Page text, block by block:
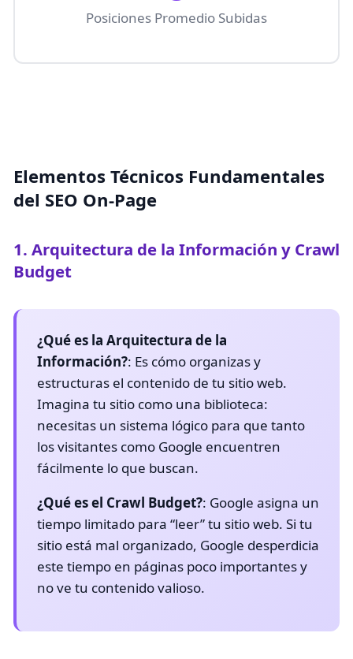
Posiciones Promedio Subidas
Elementos Técnicos Fundamentales
del SEO On-Page
1. Arquitectura de la Información y Crawl
Budget
¿Qué es la Arquitectura de la
Información?: Es cómo organizas y
estructuras el contenido de tu sitio web.
Imagina tu sitio como una biblioteca:
necesitas un sistema lógico para que tanto
los visitantes como Google encuentren
fácilmente lo que buscan.
¿Qué es el Crawl Budget?: Google asigna un
tiempo limitado para “leer” tu sitio web. Si tu
sitio está mal organizado, Google desperdicia
este tiempo en páginas poco importantes y
no ve tu contenido valioso.